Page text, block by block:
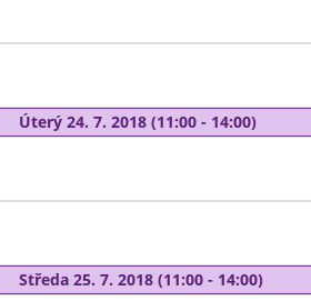
Úterý 24. 7. 2018 (11:00 - 14:00)
Středa 25. 7. 2018 (11:00 - 14:00)